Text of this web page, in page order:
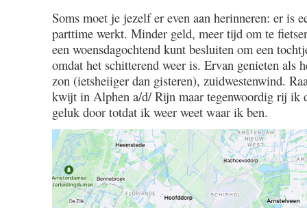
/
0.45
Soms moet je jezelf er even aan herinneren: er is
parttime werkt. Minder geld, meer tijd om te
een woensdagochtend kunt besluiten om een
omdat het schitterend weer is. Ervan genieten als
zon (ietsheiiger dan gisteren), zuidwestenwind.
kwijt in Alphen a/d/ Rijn maar tegenwoordig rij ik
geluk door totdat ik weer weet waar ik ben.